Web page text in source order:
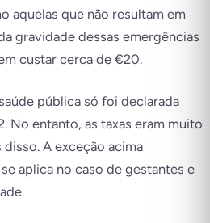
aquelas que não resultam em
gravidade dessas emergências
custar cerca de €20.
pública só foi declarada
No entanto, as taxas eram muito
A exceção acima
aplica no caso de gestantes e